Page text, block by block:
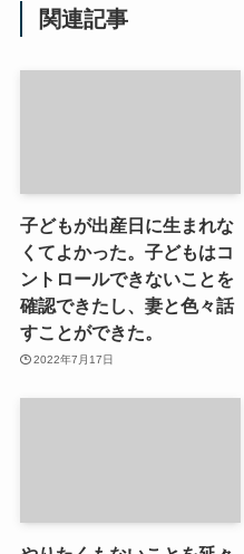
関連記事
子どもが出産日に生まれな
くてよかった。子どもはコ
ントロールできないことを
確認できたし、妻と色々話
すことができた。
2022年7月17日